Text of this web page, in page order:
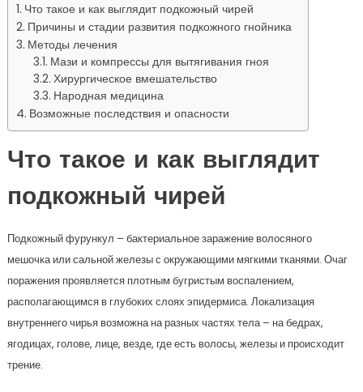
Что такое и как выглядит подкожный чирей
Причины и стадии развития подкожного гнойника
Методы лечения
Мази и компрессы для вытягивания гноя
Хирургическое вмешательство
Народная медицина
Возможные последствия и опасности
Что такое и как выглядит
подкожный чирей
Подкожный фурункул – бактериальное заражение волосяного
мешочка или сальной железы с окружающими мягкими тканями. Очаг
поражения проявляется плотным бугристым воспалением,
располагающимся в глубоких слоях эпидермиса. Локализация
внутреннего чирья возможна на разных частях тела – на бедрах,
ягодицах, голове, лице, везде, где есть волосы, железы и происходит
трение.